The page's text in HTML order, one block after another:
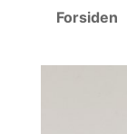
Forsiden